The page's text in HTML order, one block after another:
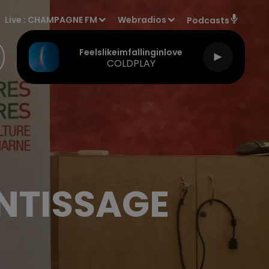
Live : CHAMPAGNE FM Webradios Podcasts
Feelslikeimfallinginlove
COLDPLAY